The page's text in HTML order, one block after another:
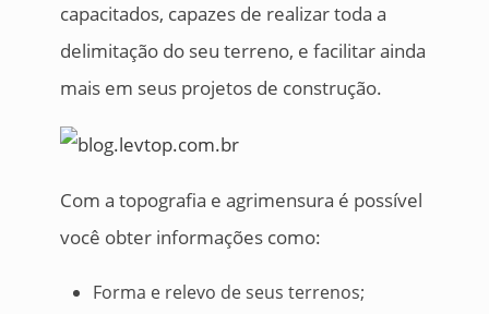
capacitados, capazes de realizar toda a
delimitação do seu terreno, e facilitar ainda
mais em seus projetos de construção.
Com a topografia e agrimensura é possível
você obter informações como:
Forma e relevo de seus terrenos;